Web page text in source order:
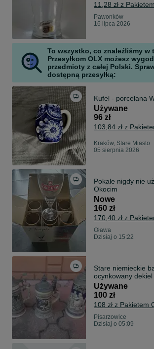
11,28 zł z
Pawonków
16 lipca 2026
To wszystko, co znaleźliśmy w
Przesyłkom OLX możesz
przedmioty z całej Polski.
dostępną przesyłką:
Kufel - porcelana
Używane
96 zł
103,84 zł z
Kraków, Stare Miasto
05 sierpnia 2026
Pokale nigdy nie
Okocim
Nowe
160 zł
170,40 zł z
Oława
Dzisiaj o 15:22
Stare niemieckie
ocynkowany dekiel
Używane
100 zł
108 zł z Pakietem
Pisarzowice
Dzisiaj o 05:09